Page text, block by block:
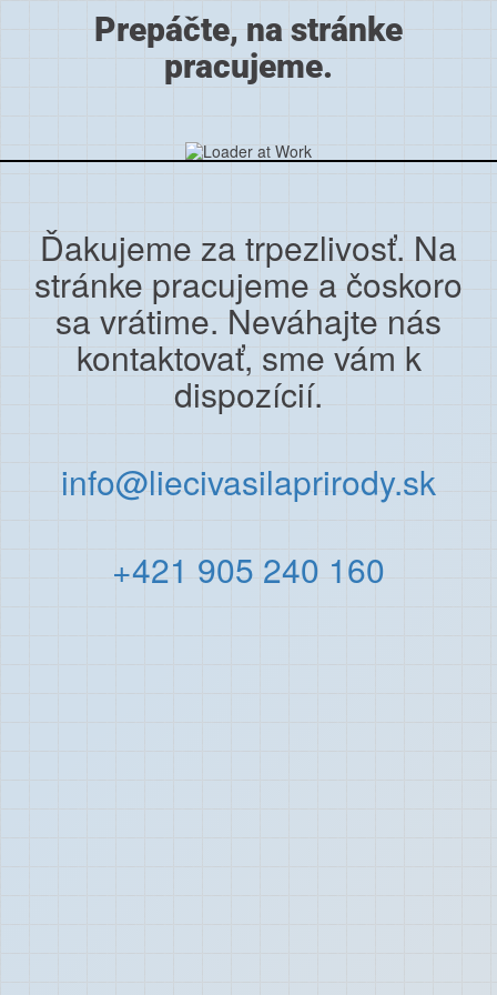
Prepáčte, na stránke
pracujeme.
Ďakujeme za trpezlivosť. Na
stránke pracujeme a čoskoro
sa vrátime. Neváhajte nás
kontaktovať, sme vám k
dispozícií.
info@liecivasilaprirody.sk
+421 905 240 160